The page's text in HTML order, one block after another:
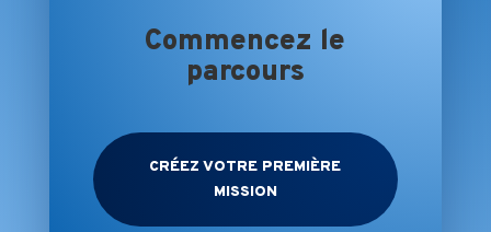
Commencez le
parcours
CRÉEZ VOTRE PREMIÈRE
MISSION